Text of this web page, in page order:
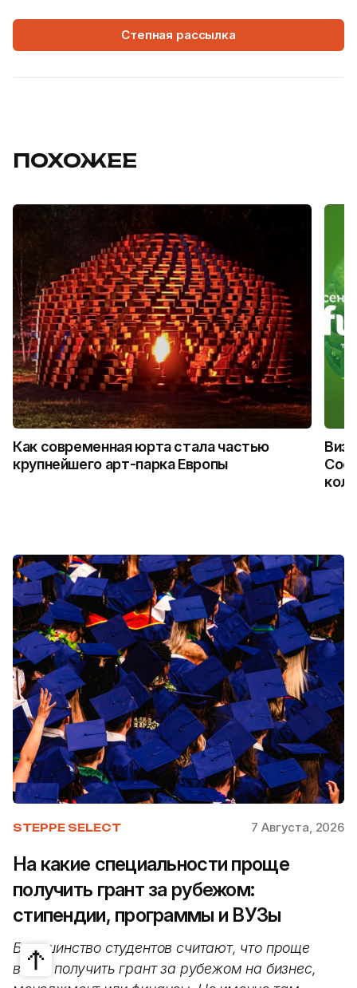
Степная рассылка
ПОХОЖЕЕ
Как современная юрта стала частью
крупнейшего арт-парка Европы
STEPPE SELECT 7 Августа, 2026
На какие специальности проще
получить грант за рубежом:
стипендии, программы и ВУЗы
Большинство студентов считают, что проще
всего получить грант за рубежом на бизнес,